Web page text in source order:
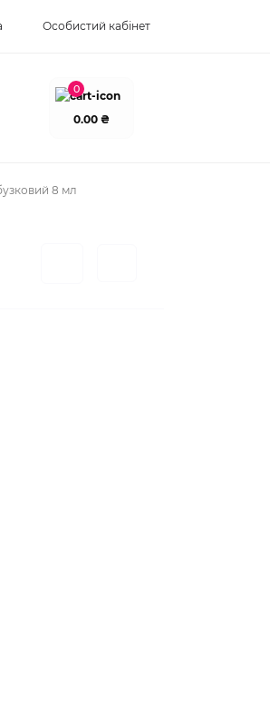
Особистий кабінет
0
0.00 ₴
8 мл